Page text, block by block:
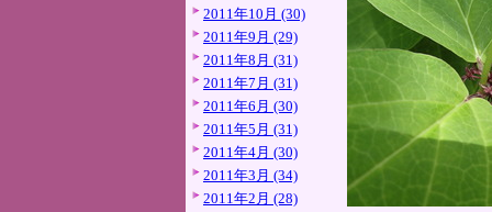
2011年10月 (30)
2011年9月 (29)
2011年8月 (31)
2011年7月 (31)
2011年6月 (30)
2011年5月 (31)
2011年4月 (30)
2011年3月 (34)
2011年2月 (28)